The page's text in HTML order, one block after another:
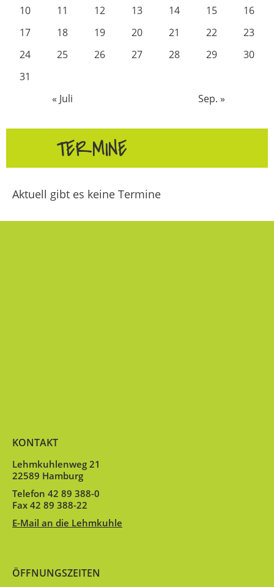
10
11 12 13 14 15
16
17
18 19 20 21 22
23
24
25 26 27 28 29
30
31
« Juli
Sep. »
TERMINE
Aktuell gibt es keine Termine
KONTAKT
Lehmkuhlenweg 21
22589 Hamburg
Telefon 42 89 388-0
Fax 42 89 388-22
E-Mail an die Lehmkuhle
ÖFFNUNGSZEITEN